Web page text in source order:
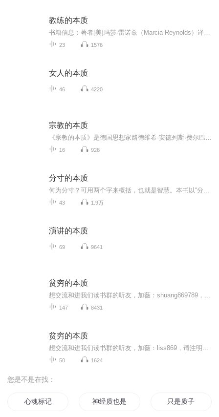
教练的本质
23 1576
女人的本质
46 4220
宗教的本质
16 928
分寸的本质
43 1.9万
演讲的本质
69 9641
贫穷的本质
147 8431
贫穷的本质
50 1624
您是不是在找：
心魂标记 神经质也是一种气质 只是质子